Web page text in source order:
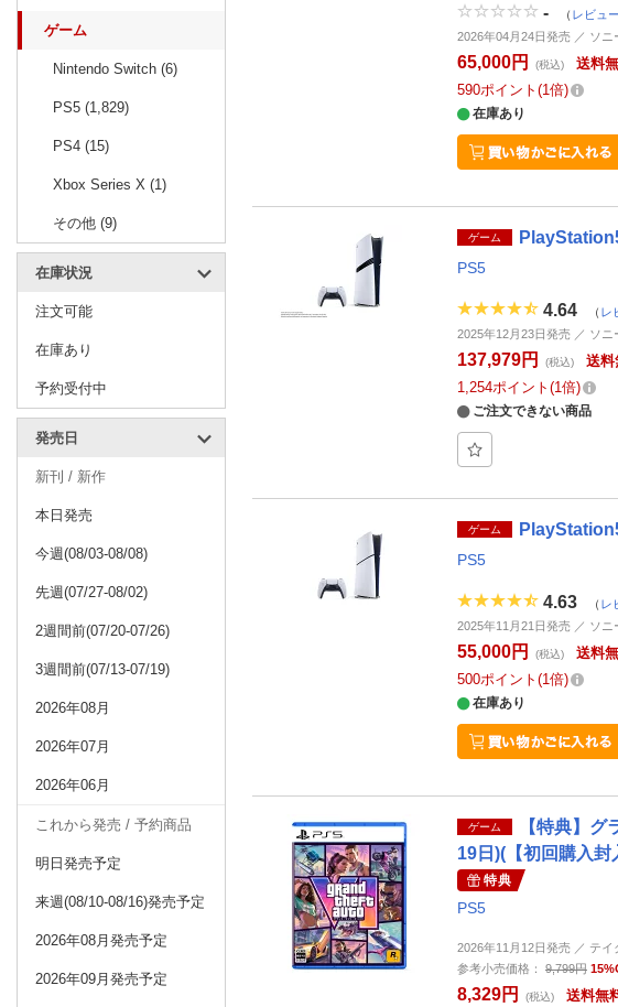
ゲーム
Nintendo Switch (6)
PS5 (1,829)
PS4 (15)
Xbox Series X (1)
その他 (9)
在庫状況
注文可能
在庫あり
予約受付中
発売日
新刊 / 新作
本日発売
今週(08/03-08/08)
先週(07/27-08/02)
2週間前(07/20-07/26)
3週間前(07/13-07/19)
2026年08月
2026年07月
2026年06月
これから発売 / 予約商品
明日発売予定
来週(08/10-08/16)発売予定
2026年08月発売予定
2026年09月発売予定
- （ レビュ
2026年04月24日発売 ／ ソ
65,000円 (税込)
送料
590ポイント 1倍
在庫あり
ゲーム
PS5
4.64 （ レ
2025年12月23日発売 ／ ソ
137,979円 (税込)
送料
1,254ポイント 1倍
ご注文できない商品
ゲーム
PS5
4.63 （ レ
2025年11月21日発売 ／ ソ
55,000円 (税込)
送料
500ポイント 1倍
在庫あり
ゲーム
【特典】
19日)(【初回購入
特典
PS5
2026年11月12日発売 ／ テ
参考小売価格：
9,799円
8,329円 (税込)
送料無